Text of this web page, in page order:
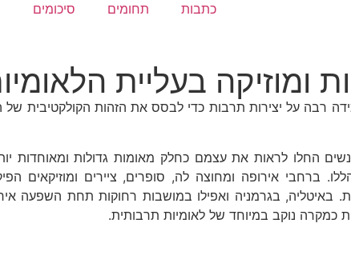
כתבות תחומים סיכומים
ומוזיקה בעליית
רבה על יצירות תרבות כדי לבסס את הזהות הקולקטיבית של
אנשים החלו לראות את עצמם כחלק מאומות גדולות
ברחבי אירופה ומחוצה לה, סופרים, ציירים ומוזיקאים
באיטליה, בגרמניה ואפילו במושבות רחוקות תחת השפעה
כמקרה נוקב במיוחד של לאומיות תרבותית.